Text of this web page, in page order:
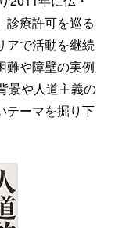
診療許可を巡る
アで活動を継続
難や障壁の実例
景や人道主義の
テーマを掘り下